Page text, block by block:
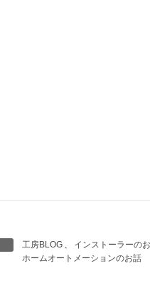
工房BLOG インストーラーの
ホームオートメーションのお話